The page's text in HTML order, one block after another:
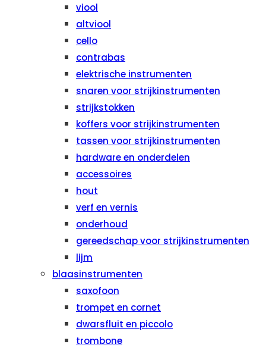
viool
altviool
cello
contrabas
elektrische instrumenten
snaren voor strijkinstrumenten
strijkstokken
koffers voor strijkinstrumenten
tassen voor strijkinstrumenten
hardware en onderdelen
accessoires
hout
verf en vernis
onderhoud
gereedschap voor strijkinstrumenten
lijm
blaasinstrumenten
saxofoon
trompet en cornet
dwarsfluit en piccolo
trombone